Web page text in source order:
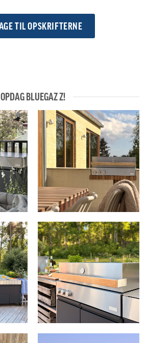
TIL OPSKRIFTERNE
OPDAG BLUEGAZ Z!